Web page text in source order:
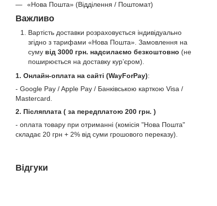
«Нова Пошта» (Відділення / Поштомат)
Важливо
Вартість доставки розраховується індивідуально
згідно з тарифами «Нова Пошта». Замовлення на
суму від 3000 грн. надсилаємо безкоштовно (не
поширюється на доставку курʼєром).
1. Онлайн-оплата на сайті (WayForPay):
- Google Pay / Apple Pay / Банківською карткою Visa /
Mastercard.
2. Післяплата ( за передплатою 200 грн. )
- оплата товару при отриманні (комісія "Нова Пошта"
складає 20 грн + 2% від суми грошового переказу).
Відгуки